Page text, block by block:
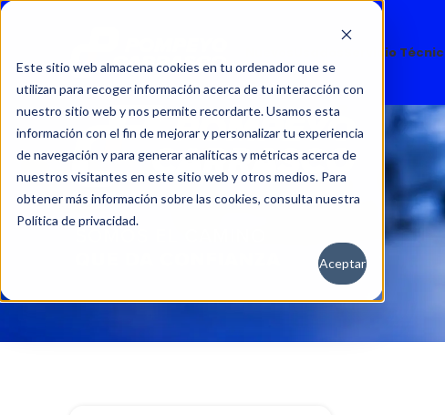
Este sitio web almacena cookies en tu ordenador que se
utilizan para recoger información acerca de tu interacción con
nuestro sitio web y nos permite recordarte. Usamos esta
información con el fin de mejorar y personalizar tu experiencia
de navegación y para generar analíticas y métricas acerca de
nuestros visitantes en este sitio web y otros medios. Para
obtener más información sobre las cookies, consulta nuestra
Política de privacidad.
Aceptar
Servicio